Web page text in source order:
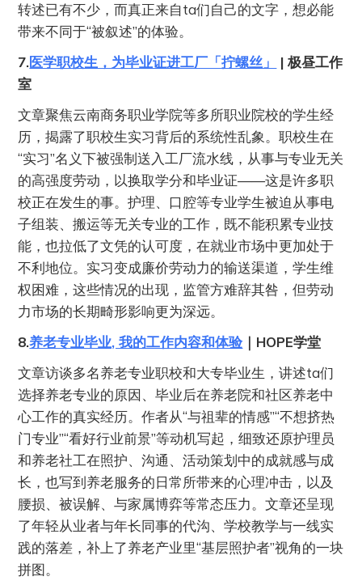
转述已有不少，而真正来自ta们自己的文字，想必能
带来不同于“被叙述”的体验。
7.医学职校生，为毕业证进工厂「拧螺丝」
| 极昼工作
室
文章聚焦云南商务职业学院等多所职业院校的学生经
历，揭露了职校生实习背后的系统性乱象。职校生在
“实习”名义下被强制送入工厂流水线，从事与专业无关
的高强度劳动，以换取学分和毕业证——这是许多职
校正在发生的事。护理、口腔等专业学生被迫从事电
子组装、搬运等无关专业的工作，既不能积累专业技
能，也拉低了文凭的认可度，在就业市场中更加处于
不利地位。实习变成廉价劳动力的输送渠道，学生维
权困难，这些情况的出现，监管方难辞其咎，但劳动
力市场的长期畸形影响更为深远。
8.养老专业毕业, 我的工作内容和体验｜HOPE学堂
文章访谈多名养老专业职校和大专毕业生，讲述ta们
选择养老专业的原因、毕业后在养老院和社区养老中
心工作的真实经历。作者从“与祖辈的情感”“不想挤热
门专业”“看好行业前景”等动机写起，细致还原护理员
和养老社工在照护、沟通、活动策划中的成就感与成
长，也写到养老服务的日常所带来的心理冲击，以及
腰损、被误解、与家属博弈等常态压力。文章还呈现
了年轻从业者与年长同事的代沟、学校教学与一线实
践的落差，补上了养老产业里“基层照护者”视角的一块
拼图。